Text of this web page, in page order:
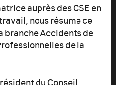
auprès des CSE en
nous résume ce
branche Accidents de
de la
du Conseil